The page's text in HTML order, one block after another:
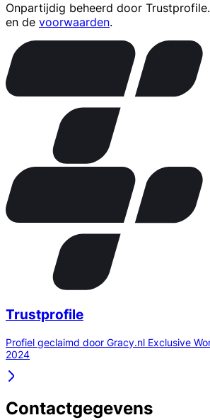
Onpartijdig beheerd door Trustprofile
en de voorwaarden.
Trustprofile
Profiel geclaimd door Gracy.nl Exclusive
2024
Contactgegevens